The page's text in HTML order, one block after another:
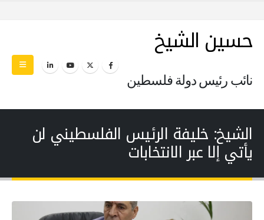
حسين الشيخ
نائب رئيس دولة فلسطين
الشيخ: خليفة الرئيس الفلسطيني لن
يأتي إلا عبر الانتخابات